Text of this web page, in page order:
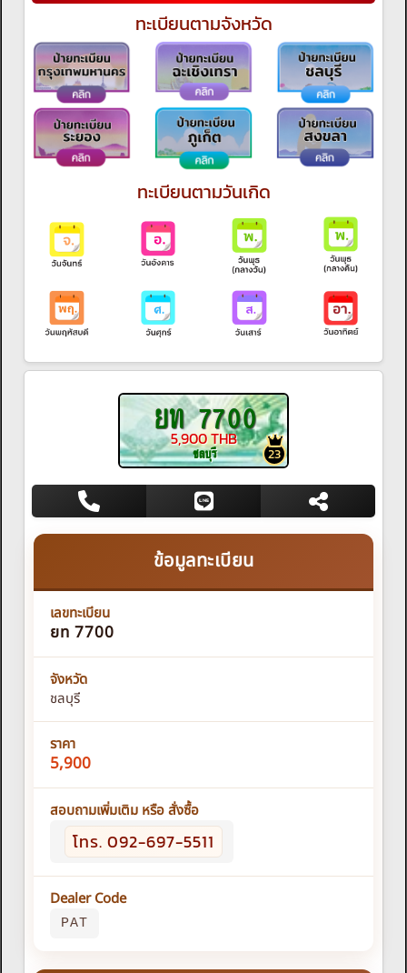
ทะเบียนตามจังหวัด
ทะเบียนตามวันเกิด
ยท 7700
23
5,900 THB
ชลบุรี
ข้อมูลทะเบียน
เลขทะเบียน
ยท 7700
จังหวัด
ชลบุรี
ราคา
5,900
สอบถามเพิ่มเติม หรือ สั่งซื้อ
โทร. 092-697-5511
Dealer Code
PAT